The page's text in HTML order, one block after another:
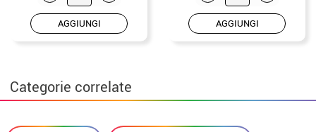
AGGIUNGI AGGIUNGI
Categorie correlate